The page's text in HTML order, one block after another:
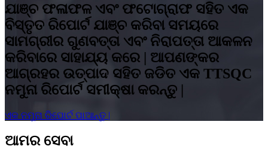
ଯାଞ୍ଚ ଫଳାଫଳ ଏବଂ ଫଟୋଗ୍ରାଫ ସହିତ ଏକ
ବିସ୍ତୃତ ରିପୋର୍ଟ ଯାଞ୍ଚ କରିବା ସମୟରେ
ସାମଗ୍ରୀର ଗୁଣବତ୍ତା ଏବଂ ନିରାପତ୍ତା ଆକଳନ
କରିବାରେ ସାହାଯ୍ୟ କରେ | ଆପଣଙ୍କର
ଆଗ୍ରହର ଉତ୍ପାଦ ସହିତ ଜଡିତ ଏକ TTSQC
ନମୁନା ରିପୋର୍ଟ ସମୀକ୍ଷା କରନ୍ତୁ |
ଏକ ନମୁନା ରିପୋର୍ଟ ପାଆନ୍ତୁ |
ଆମର ସେବା